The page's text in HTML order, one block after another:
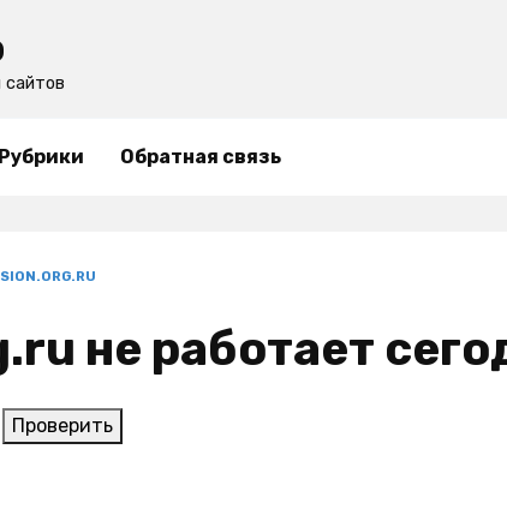
сайтов
Рубрики Обратная связь
не работает
Проверить